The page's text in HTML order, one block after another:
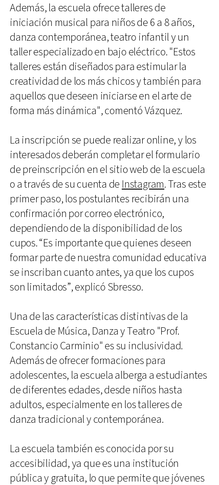
Además, la escuela ofrece talleres de
iniciación musical para niños de 6 a 8 años,
danza contemporánea, teatro infantil y un
taller especializado en bajo eléctrico. "Estos
talleres están diseñados para estimular la
creatividad de los más chicos y también para
aquellos que deseen iniciarse en el arte de
forma más dinámica", comentó Vázquez.
La inscripción se puede realizar online, y los
interesados deberán completar el formulario
de preinscripción en el sitio web de la escuela
o a través de su cuenta de Instagram. Tras este
primer paso, los postulantes recibirán una
confirmación por correo electrónico,
dependiendo de la disponibilidad de los
cupos. “Es importante que quienes deseen
formar parte de nuestra comunidad educativa
se inscriban cuanto antes, ya que los cupos
son limitados”, explicó Sbresso.
Una de las características distintivas de la
Escuela de Música, Danza y Teatro "Prof.
Constancio Carminio" es su inclusividad.
Además de ofrecer formaciones para
adolescentes, la escuela alberga a estudiantes
de diferentes edades, desde niños hasta
adultos, especialmente en los talleres de
danza tradicional y contemporánea.
La escuela también es conocida por su
accesibilidad, ya que es una institución
pública y gratuita, lo que permite que jóvenes